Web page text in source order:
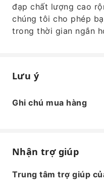
đạp chất lượng cao
chúng tôi cho phép
trong thời gian ngắn
Lưu ý
Ghi chú mua hàng
Nhận trợ giúp
Trung tâm trợ giúp